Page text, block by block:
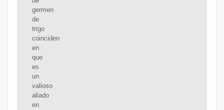
germen
de
trigo
coinciden
en
que
es
un
valioso
aliado
en